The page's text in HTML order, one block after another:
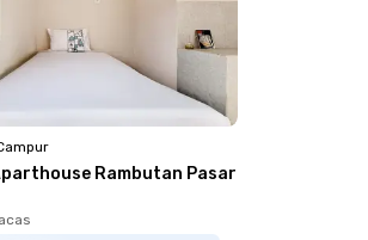
Rambutan Pasar